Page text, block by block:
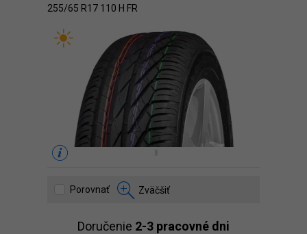
255/65 R17 110 H FR
Porovnať Zväčšiť
Doručenie 2-3 pracovné dni